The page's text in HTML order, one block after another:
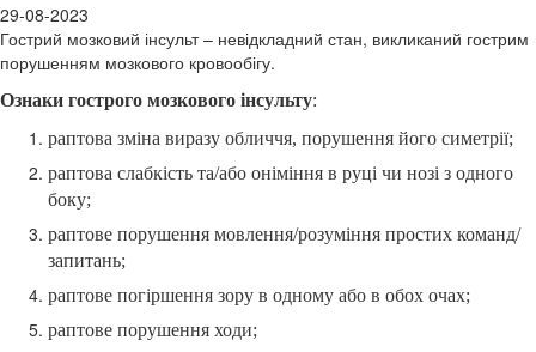
29-08-2023
Гострий мозковий інсульт – невідкладний стан, викликаний гострим
порушенням мозкового кровообігу.
Ознаки гострого мозкового інсульту:
раптова зміна виразу обличчя, порушення його симетрії;
раптова слабкість та/або оніміння в руці чи нозі з одного
боку;
раптове порушення мовлення/розуміння простих команд/
запитань;
раптове погіршення зору в одному або в обох очах;
раптове порушення ходи;